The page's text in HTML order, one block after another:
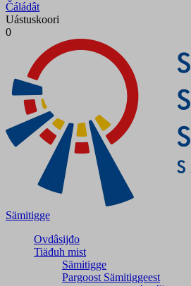
Čáládât
Uástuskoori
0
Sämitigge
Ovdâsijđo
Tiäđuh mist
Sämitigge
Pargoost Sämitiggeest